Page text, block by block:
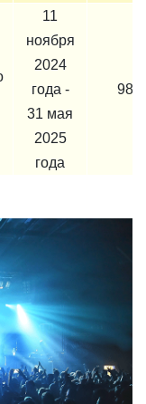
11
ноября
2024
года -
31 мая
2025
года
98